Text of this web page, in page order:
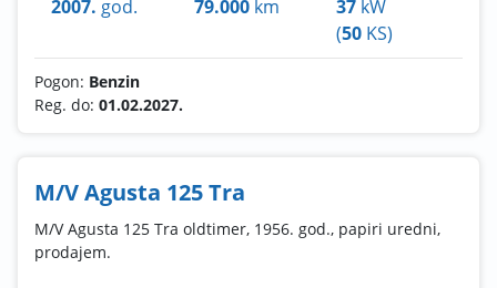
2007. god. 79.000km 37 kW
(50 KS)
Pogon: Benzin
Reg. do: 01.02.2027.
M/V Agusta 125 Tra
M/V Agusta 125 Tra oldtimer, 1956. god., papiri uredni,
prodajem.